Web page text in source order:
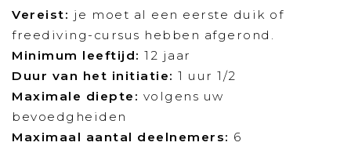
Vereist: je moet al een eerste duik of
freediving-cursus hebben afgerond.
Minimum leeftijd: 12 jaar
Duur van het initiatie: 1 uur 1/2
Maximale diepte : volgens uw
bevoedgheiden
Maximaal aantal deelnemers: 6